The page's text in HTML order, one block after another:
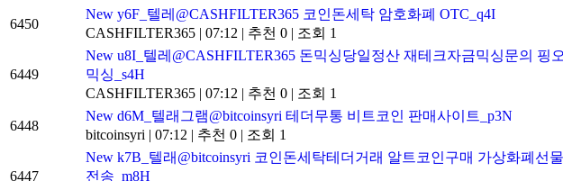
6450
New y6F_텔레@CASHFILTER365 코인돈세탁 암호화폐 OTC_q4I
CASHFILTER365 | 07:12 | 추천 0 | 조회 1
6449
New u8I_텔레@CASHFILTER365 돈믹싱당일정산 재테크자금믹싱문의
믹싱_s4H
CASHFILTER365 | 07:12 | 추천 0 | 조회 1
6448
New d6M_텔래그램@bitcoinsyri 테더무통 비트코인 판매사이트_p3N
bitcoinsyri | 07:12 | 추천 0 | 조회 1
6447
New k7B_텔래@bitcoinsyri 코인돈세탁테더거래 알트코인구매 가상화폐
전송_m8H